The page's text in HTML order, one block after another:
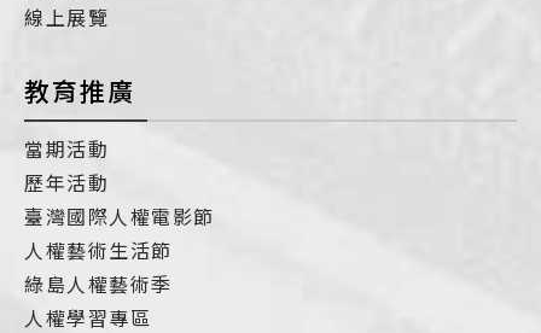
線上展覽
教育推廣
當期活動
歷年活動
臺灣國際人權電影節
人權藝術生活節
綠島人權藝術季
人權學習專區